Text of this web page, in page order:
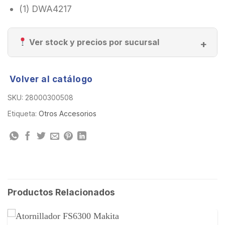
(1) DWA4217
Ver stock y precios por sucursal
Volver al catálogo
SKU: 28000300508
Etiqueta: Otros Accesorios
Productos Relacionados